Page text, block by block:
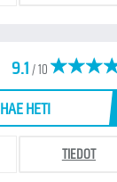
9.1/ 10
HAE HETI
TIEDOT